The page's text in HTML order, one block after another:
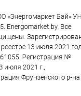
«Энергомаркет Бай»
Energomarket.by. Все
13 июля 2021
Регистрация №
июля 2021 г.,
Фрунзенского р-на